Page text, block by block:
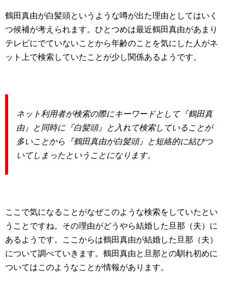
鶴田真由が白髪頭というような噂が出た理由としてはいく
つ候補が考えられます。ひとつめは最近鶴田真由があまり
テレビにでていないことから年齢のことを気にした人がネ
ット上で検索していたことが少し関係あるようです。
ネット利用者が検索の際にキーワードとして『鶴田真
由』と同時に『白髪頭』と入れて検索していることが
多いことから『鶴田真由が白髪頭』と短絡的に結びつ
いてしまったということになります。
ここで気になることがなぜこのような検索をしていたとい
うことですね。その理由がどうやら結婚した旦那（夫）に
あるようです。ここからは鶴田真由が結婚した旦那（夫）
について調べていきます。鶴田真由と旦那との馴れ初めに
ついてはこのようなことが情報があります。